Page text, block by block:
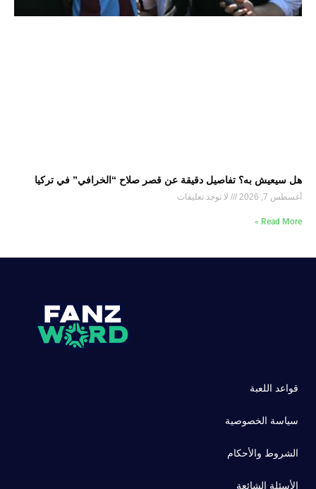
هل سيعيش به؟ تفاصيل دقيقة عن قصر صلاح “الخرافي” في تركيا
أغسطس 7, 2026 لا توجد تعليقات
Read More »
قواعد اللعبة
سياسة الخصوصية
الشروط والأحكام
الأسئلة الشائعة